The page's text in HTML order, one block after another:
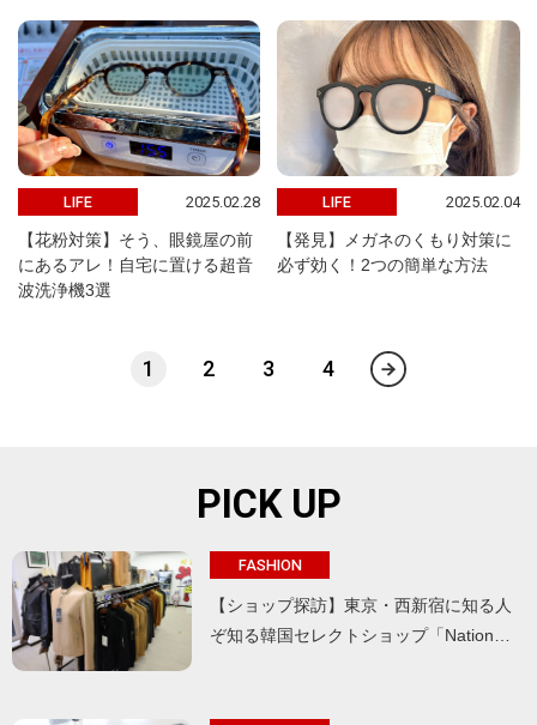
LIFE 2025.02.28
【花粉対策】そう、眼鏡屋の前
にあるアレ！自宅に置ける超音
波洗浄機3選
LIFE 2025.02.04
【発見】メガネのくもり対策に
必ず効く！2つの簡単な方法
1 2 3 4
PICK UP
FASHION
【ショップ探訪】東京・西新宿に知る人
ぞ知る韓国セレクトショップ「Nation…